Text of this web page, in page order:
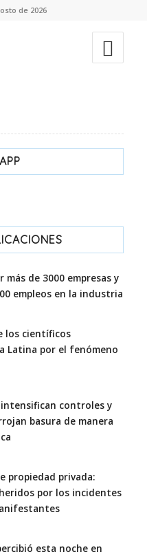
de 2026
de 3000 empresas y
empleos en la industria
los científicos
Latina por el fenómeno
controles y
basura de manera
propiedad privada:
por los incidentes
esta noche en